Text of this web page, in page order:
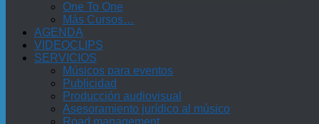
One To One
Más Cursos…
AGENDA
VIDEOCLIPS
SERVICIOS
Músicos para eventos
Publicidad
Producción audiovisual
Asesoramiento jurídico al músico
Road management